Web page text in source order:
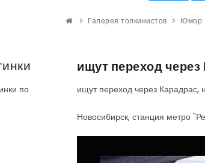
Галерея толкинистов Юмор
по
ищут переход через
ищут переход через Карадрас,
Новосибирск, станция метро